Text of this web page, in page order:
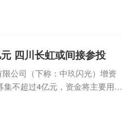
四川长虹或间接参投
公司（下称：中玖闪光）增资
不超过4亿元，资金将主要用于